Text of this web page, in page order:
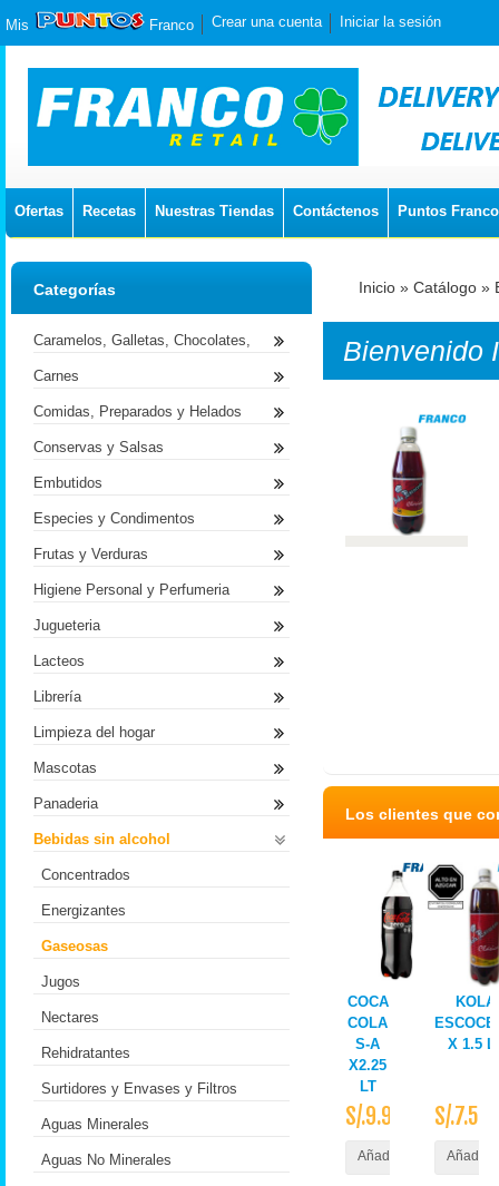
Mis Franco Crear una cuenta Iniciar la sesión
Ofertas Recetas Nuestras Tiendas Contáctenos Puntos Franco
Inicio » Catálogo »
Bienvenido
Los clientes que
COCA
COLA
S-A
X2.25
LT
S/.9.90
Añadir al Carrito
KOLA
X 1.5
S/.7.50
Añadir
Categorías
Caramelos, Galletas, Chocolates,
Carnes
Comidas, Preparados y Helados
Conservas y Salsas
Embutidos
Especies y Condimentos
Frutas y Verduras
Higiene Personal y Perfumeria
Jugueteria
Lacteos
Librería
Limpieza del hogar
Mascotas
Panaderia
Bebidas sin alcohol
Concentrados
Energizantes
Gaseosas
Jugos
Nectares
Rehidratantes
Surtidores y Envases y Filtros
Aguas Minerales
Aguas No Minerales